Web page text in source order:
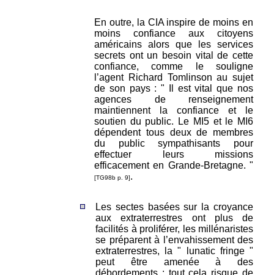
En outre, la CIA inspire de moins en
moins confiance aux citoyens
américains alors que les services
secrets ont un besoin vital de cette
confiance, comme le souligne
l’agent Richard Tomlinson au sujet
de son pays : " Il est vital que nos
agences de renseignement
maintiennent la confiance et le
soutien du public. Le MI5 et le MI6
dépendent tous deux de membres
du public sympathisants pour
effectuer leurs missions
efficacement en Grande-Bretagne. "
[TG98b p. 9].
Les sectes basées sur la croyance
aux extraterrestres ont plus de
facilités à proliférer, les millénaristes
se préparent à l’envahissement des
extraterrestres, la " lunatic fringe "
peut être amenée à des
débordements : tout cela risque de